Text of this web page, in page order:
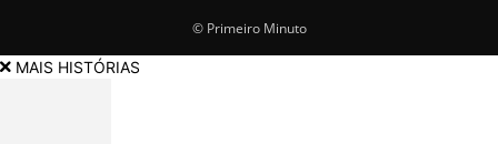
© Primeiro Minuto
MAIS HISTÓRIAS